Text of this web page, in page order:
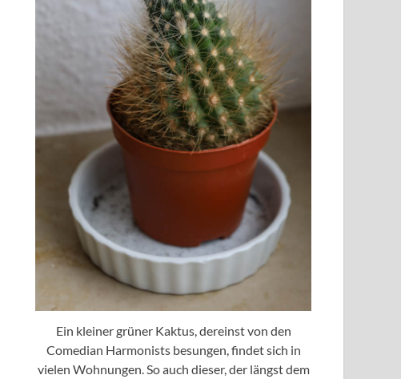
Ein kleiner grüner Kaktus, dereinst von den
Comedian Harmonists besungen, findet sich in
vielen Wohnungen. So auch dieser, der längst dem